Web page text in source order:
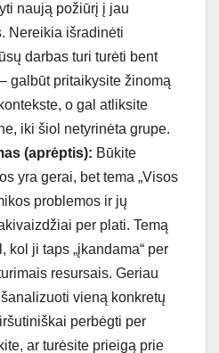
naują požiūrį į jau
Nereikia išradinėti
darbas turi turėti bent
galbūt pritaikysite žinomą
o gal atliksite
iki šiol netyrinėta grupe.
(aprėptis): Būkite
yra gerai, bet tema „Visos
problemos ir jų
per plati. Temą
kol ji taps „įkandama“ per
resursais. Geriau
vieną konkretų
perbėgti per
ar turėsite prieigą prie